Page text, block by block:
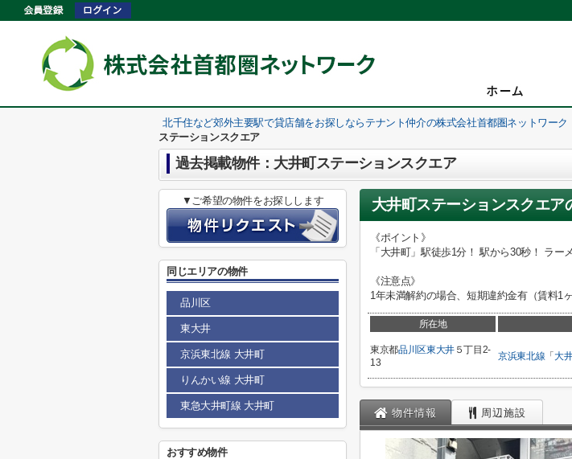
北千住など郊外主要駅で貸店舗をお探しならテナント仲介の株式会社首都圏ネットワーク
ステーションスクエア
過去掲載物件：大井町ステーションスクエア
大井町ステーションスクエア
《ポイント》
「大井町」駅徒歩1分！ 駅から30秒！ ラー
《注意点》
1年未満解約の場合、短期違約金有（賃料1ヶ
所在地
東京都品川区東大井５丁目2-
13
京浜東北線 「 大
物件情報 周辺施設
▼ご希望の物件をお探しします
同じエリアの物件
品川区
東大井
京浜東北線 大井町
りんかい線 大井町
東急大井町線 大井町
おすすめ物件